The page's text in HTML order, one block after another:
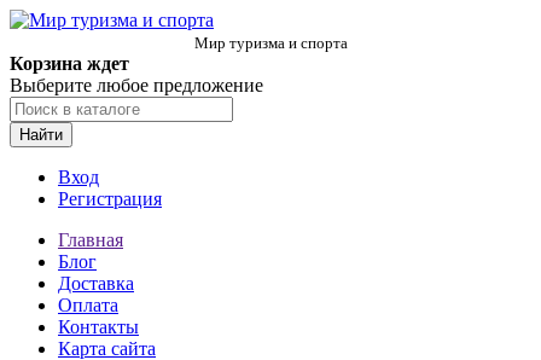
Мир туризма и спорта
Корзина ждет
Выберите любое предложение
Найти
Вход
Регистрация
Главная
Блог
Доставка
Оплата
Контакты
Карта сайта